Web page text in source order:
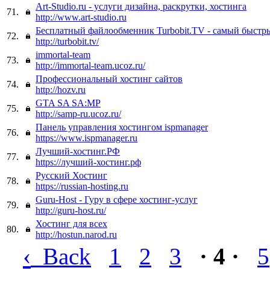
71.
Art-Studio.ru - услуги дизайна, раскрутки, хостинга
http://www.art-studio.ru
72.
Бесплатный файлообменник Turbobit.TV - самый
http://turbobit.tv/
73.
immortal-team
http://immortal-team.ucoz.ru/
74.
Профессиональный хостинг сайтов
http://hozv.ru
75.
GTA SA SA:MP
http://samp-ru.ucoz.ru/
76.
Панель управления хостингом ispmanager
https://www.ispmanager.ru
77.
Лучший-хостинг.РФ
https://лучший-хостинг.рф
78.
Русский Хостинг
https://russian-hosting.ru
79.
Guru-Host - Гуру в сфере хостинг-услуг
http://guru-host.ru/
80.
Хостинг для всех
http://hostun.narod.ru
‹ Back 1 2 3 · 4 · 5